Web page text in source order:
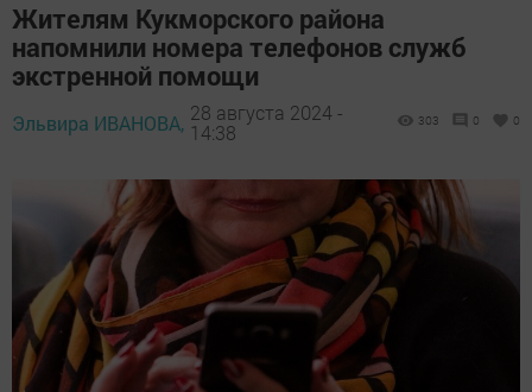
Жителям Кукморского района
напомнили номера телефонов служб
экстренной помощи
Эльвира ИВАНОВА, 28 августа 2024 -
14:38
303 0 0